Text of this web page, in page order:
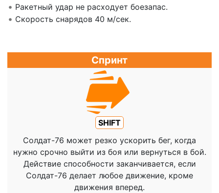
Ракетный удар не расходует боезапас.
Скорость снарядов 40 м/сек.
Спринт
SHIFT
Солдат-76 может резко ускорить бег, когда
нужно срочно выйти из боя или вернуться в бой.
Действие способности заканчивается, если
Солдат-76 делает любое движение, кроме
движения вперед.